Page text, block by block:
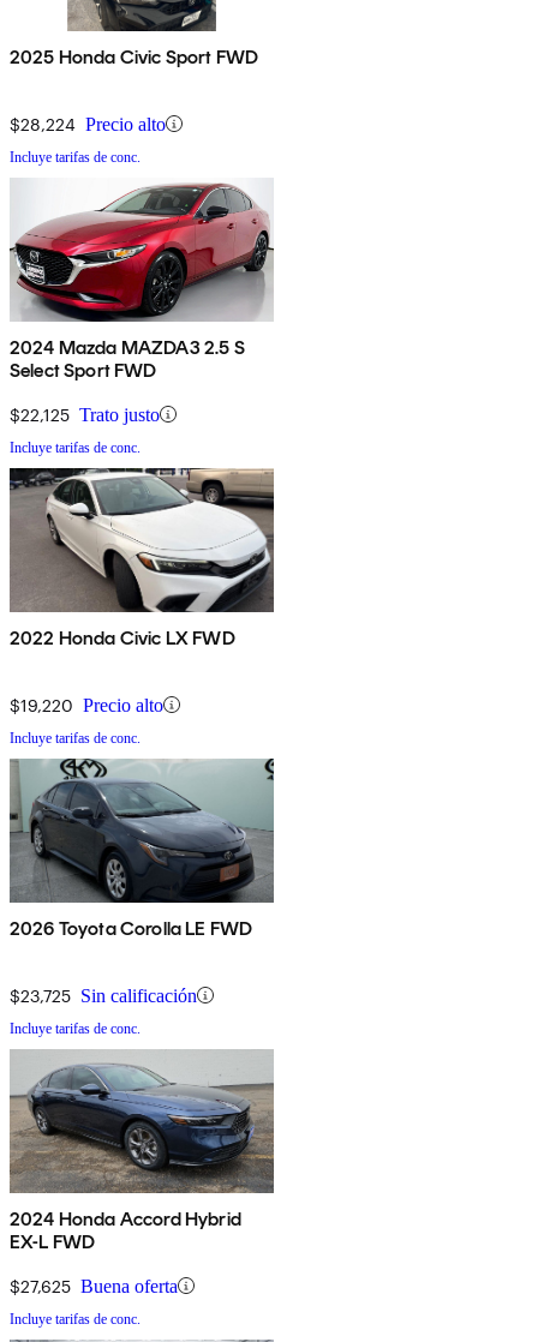
2025 Honda Civic Sport FWD
$28,224 Precio alto
Incluye tarifas de conc.
2024 Mazda MAZDA3 2.5 S
Select Sport FWD
$22,125 Trato justo
Incluye tarifas de conc.
2022 Honda Civic LX FWD
$19,220 Precio alto
Incluye tarifas de conc.
2026 Toyota Corolla LE FWD
$23,725 Sin calificación
Incluye tarifas de conc.
2024 Honda Accord Hybrid
EX-L FWD
$27,625 Buena oferta
Incluye tarifas de conc.